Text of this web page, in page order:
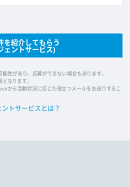
を紹介してもらう
ェントサービス)
性があり、応募ができない場合もあります。
なります。
から活動状況に応じた役立つメールをお送りするこ
ントサービスとは？